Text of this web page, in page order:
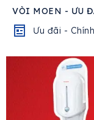
VÒI MOEN - ƯU
Ưu đãi -